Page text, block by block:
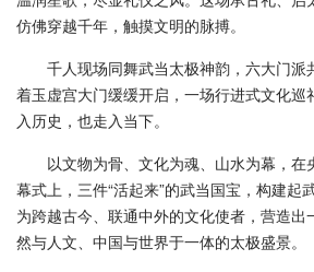
仿佛穿越千年，触摸文明的脉搏。
千人现场同舞武当太极神韵，六大门派
着玉虚宫大门缓缓开启，一场行进式文化巡
入历史，也走入当下。
以文物为骨、文化为魂、山水为幕，在
幕式上，三件“活起来”的武当国宝，构建起
为跨越古今、联通中外的文化使者，营造出
然与人文、中国与世界于一体的太极盛景。